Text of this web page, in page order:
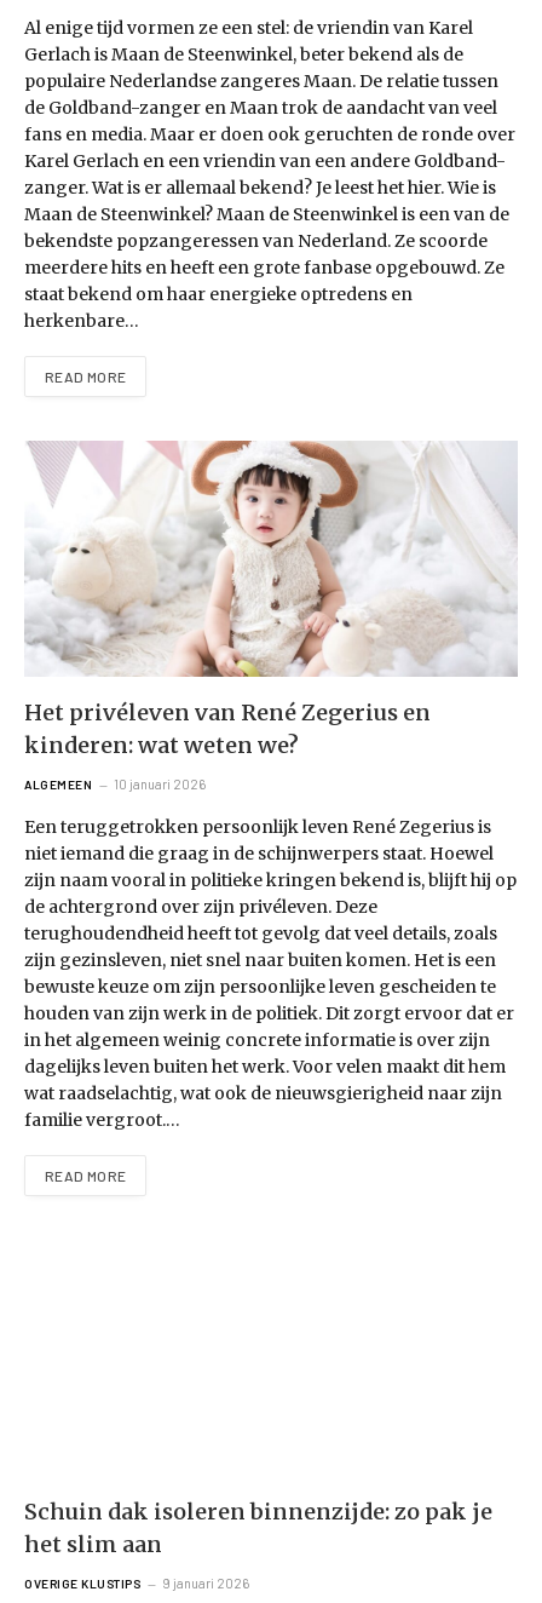
Al enige tijd vormen ze een stel: de vriendin van Karel
Gerlach is Maan de Steenwinkel, beter bekend als de
populaire Nederlandse zangeres Maan. De relatie tussen
de Goldband-zanger en Maan trok de aandacht van veel
fans en media. Maar er doen ook geruchten de ronde over
Karel Gerlach en een vriendin van een andere Goldband-
zanger. Wat is er allemaal bekend? Je leest het hier. Wie is
Maan de Steenwinkel? Maan de Steenwinkel is een van de
bekendste popzangeressen van Nederland. Ze scoorde
meerdere hits en heeft een grote fanbase opgebouwd. Ze
staat bekend om haar energieke optredens en
herkenbare…
READ MORE
Het privéleven van René Zegerius en
kinderen: wat weten we?
ALGEMEEN 10 januari 2026
Een teruggetrokken persoonlijk leven René Zegerius is
niet iemand die graag in de schijnwerpers staat. Hoewel
zijn naam vooral in politieke kringen bekend is, blijft hij op
de achtergrond over zijn privéleven. Deze
terughoudendheid heeft tot gevolg dat veel details, zoals
zijn gezinsleven, niet snel naar buiten komen. Het is een
bewuste keuze om zijn persoonlijke leven gescheiden te
houden van zijn werk in de politiek. Dit zorgt ervoor dat er
in het algemeen weinig concrete informatie is over zijn
dagelijks leven buiten het werk. Voor velen maakt dit hem
wat raadselachtig, wat ook de nieuwsgierigheid naar zijn
familie vergroot.…
READ MORE
Schuin dak isoleren binnenzijde: zo pak je
het slim aan
OVERIGE KLUSTIPS 9 januari 2026